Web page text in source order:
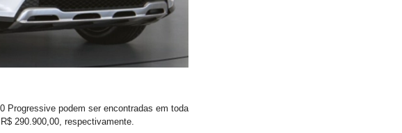
Progressive podem ser encontradas em toda
290.900,00, respectivamente.